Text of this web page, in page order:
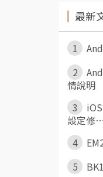
最新
1
2
情說明
3
設定修⋯
4
5